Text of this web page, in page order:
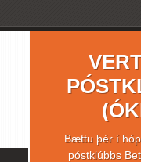
Bættu þér í
póstklúbbs